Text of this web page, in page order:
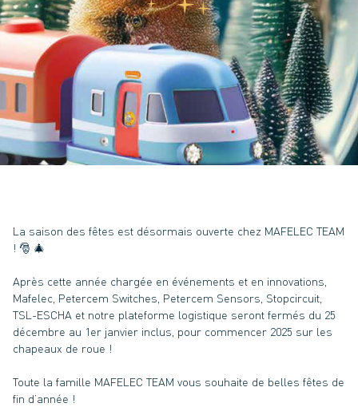
La saison des fêtes est désormais ouverte chez MAFELEC TEAM
! 🎅 🎄
Après cette année chargée en événements et en innovations,
Mafelec, Petercem Switches, Petercem Sensors, Stopcircuit,
TSL-ESCHA et notre plateforme logistique seront fermés du 25
décembre au 1er janvier inclus, pour commencer 2025 sur les
chapeaux de roue !
Toute la famille MAFELEC TEAM vous souhaite de belles fêtes de
fin d’année !